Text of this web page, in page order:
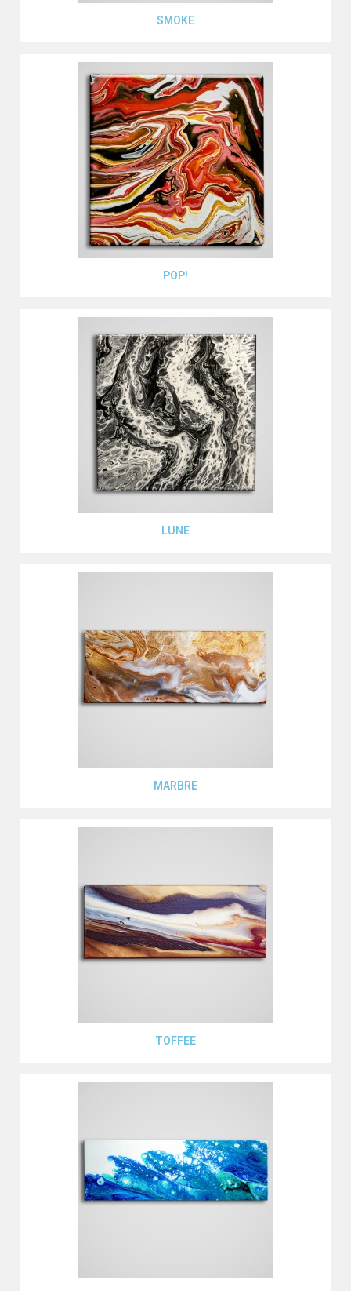
Aperçu rapide
SMOKE
Aperçu rapide
POP!
Aperçu rapide
LUNE
Aperçu rapide
MARBRE
Aperçu rapide
TOFFEE